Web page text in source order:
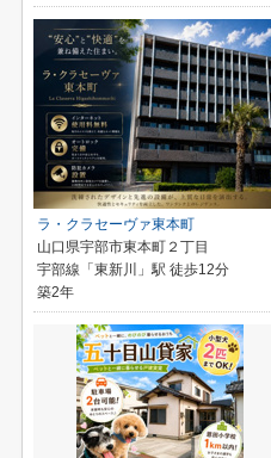
ラ・クラセーヴァ東本町
山口県宇部市東本町２丁目
宇部線「東新川」駅 徒歩12分
築2年